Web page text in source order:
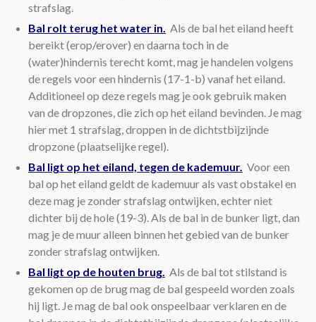
strafslag.
Bal rolt terug het water in. Als de bal het eiland heeft
bereikt (erop/erover) en daarna toch in de
(water)hindernis terecht komt, mag je handelen volgens
de regels voor een hindernis (17-1-b) vanaf het eiland.
Additioneel op deze regels mag je ook gebruik maken
van de dropzones, die zich op het eiland bevinden. Je mag
hier met 1 strafslag, droppen in de dichtstbijzijnde
dropzone (plaatselijke regel).
Bal ligt op het eiland, tegen de kademuur. Voor een
bal op het eiland geldt de kademuur als vast obstakel en
deze mag je zonder strafslag ontwijken, echter niet
dichter bij de hole (19-3). Als de bal in de bunker ligt, dan
mag je de muur alleen binnen het gebied van de bunker
zonder strafslag ontwijken.
Bal ligt op de houten brug. Als de bal tot stilstand is
gekomen op de brug mag de bal gespeeld worden zoals
hij ligt. Je mag de bal ook onspeelbaar verklaren en de